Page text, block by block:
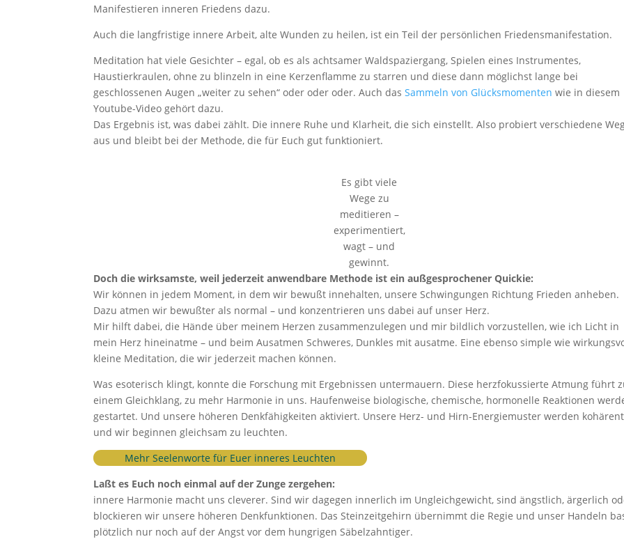
Manifestieren inneren Friedens dazu.
Auch die langfristige innere Arbeit, alte Wunden zu heilen, ist ein Teil der persönlichen Friedensmanifestation.
Meditation hat viele Gesichter – egal, ob es als achtsamer Waldspaziergang, Spielen eines Instrumentes,
Haustierkraulen, ohne zu blinzeln in eine Kerzenflamme zu starren und diese dann möglichst lange bei
geschlossenen Augen „weiter zu sehen“ oder oder oder. Auch dasSammeln von Glücksmomenten wie in diesem
Youtube-Video gehört dazu.
Das Ergebnis ist, was dabei zählt. Die innere Ruhe und Klarheit, die sich einstellt. Also probiert verschiedene
aus und bleibt bei der Methode, die für Euch gut funktioniert.
Es gibt viele
Wege zu
meditieren –
experimentiert,
wagt – und
gewinnt.
Doch die wirksamste, weil jederzeit anwendbare Methode ist ein außgesprochener Quickie:
Wir können in jedem Moment, in dem wir bewußt innehalten, unsere Schwingungen Richtung Frieden anheben.
Dazu atmen wir bewußter als normal – und konzentrieren uns dabei auf unser Herz.
Mir hilft dabei, die Hände über meinem Herzen zusammenzulegen und mir bildlich vorzustellen, wie ich Licht in
mein Herz hineinatme – und beim Ausatmen Schweres, Dunkles mit ausatme. Eine ebenso simple wie
kleine Meditation, die wir jederzeit machen können.
Was esoterisch klingt, konnte die Forschung mit Ergebnissen untermauern. Diese herzfokussierte Atmung führt
einem Gleichklang, zu mehr Harmonie in uns. Haufenweise biologische, chemische, hormonelle Reaktionen
gestartet. Und unsere höheren Denkfähigkeiten aktiviert. Unsere Herz- und Hirn-Energiemuster werden kohärent
und wir beginnen gleichsam zu leuchten.
Mehr Seelenworte für Euer inneres Leuchten
Laßt es Euch noch einmal auf der Zunge zergehen:
innere Harmonie macht uns cleverer. Sind wir dagegen innerlich im Ungleichgewicht, sind ängstlich, ärgerlich
blockieren wir unsere höheren Denkfunktionen. Das Steinzeitgehirn übernimmt die Regie und unser Handeln
plötzlich nur noch auf der Angst vor dem hungrigen Säbelzahntiger.